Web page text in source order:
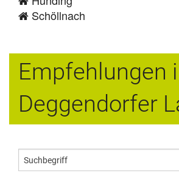
Schöllnach
Empfehlungen
Deggendorfer